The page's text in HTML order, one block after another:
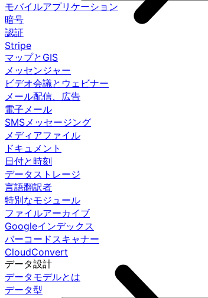
モバイルアプリケーション
暗号
認証
Stripe
マップとGIS
メッセンジャー
ビデオ会議とウェビナー
メール配信、広告
電子メール
SMSメッセージング
メディアファイル
ドキュメント
日付と時刻
データストレージ
言語翻訳者
特別なモジュール
ファイルアーカイブ
Googleインデックス
バーコードスキャナー
CloudConvert
データ設計
データモデルとは
データ型